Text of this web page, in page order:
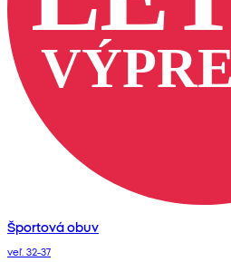
Športová obuv
veľ. 32-37